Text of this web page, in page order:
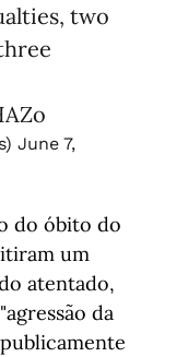
two
June 7,
do óbito do
um
atentado,
da